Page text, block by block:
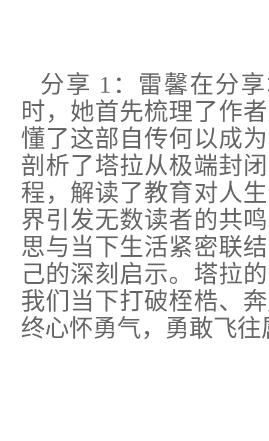
分享 1：雷馨在分
时，她首先梳理了作
懂了这部自传何以成
剖析了塔拉从极端封
程，解读了教育对人
界引发无数读者的共
思与当下生活紧密联
己的深刻启示。塔拉
我们当下打破桎梏、
终心怀勇气，勇敢飞